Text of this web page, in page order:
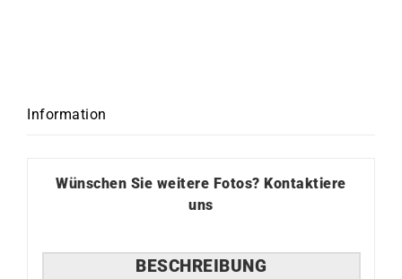
Information
Wünschen Sie weitere Fotos?Kontaktiere
uns
BESCHREIBUNG